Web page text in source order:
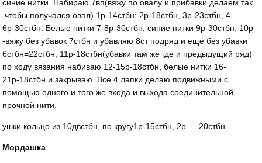
синие нитки. Набираю 7вп(вяжу по овалу и прибавки делаем так
,чтобы получался овал) 1р-14стбн; 2р-18стбн, 3р-23стбн, 4-
6р-30стбн. Белые нитки 7-8р-30стбн, синие нитки 9р-30стбн, 10р
-вяжу без убавок 7стбн и убавляю 8ст подряд и ещё без убавки
6стбн=22стбн, 11р-18стбн(убавки там же где и предыдущий ряд)
по ходу вязания набиваю 12-15р-18стбн, белые нитки 16-
21р-18стбн и закрываю. Все 4 лапки делаю подвижными с
помощью одного и того же входа и выхода соединительной,
прочной нити.
ушки кольцо из 10двстбн, по кругу1р-15стбн, 2р — 20стбн.
Мордашка